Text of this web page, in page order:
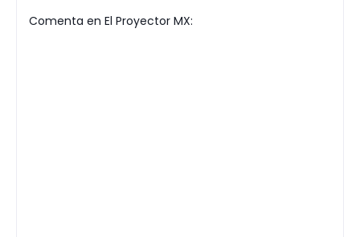
Comenta en El Proyector MX: